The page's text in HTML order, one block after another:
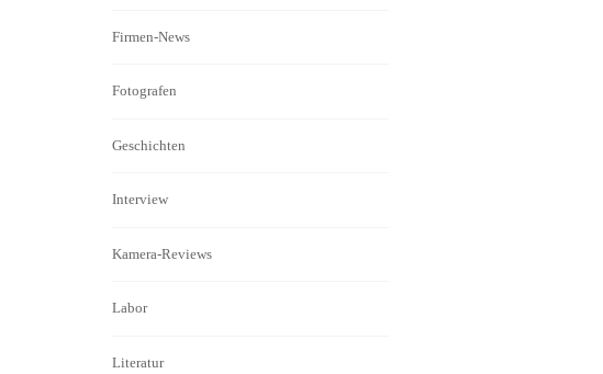
Firmen-News
Fotografen
Geschichten
Interview
Kamera-Reviews
Labor
Literatur